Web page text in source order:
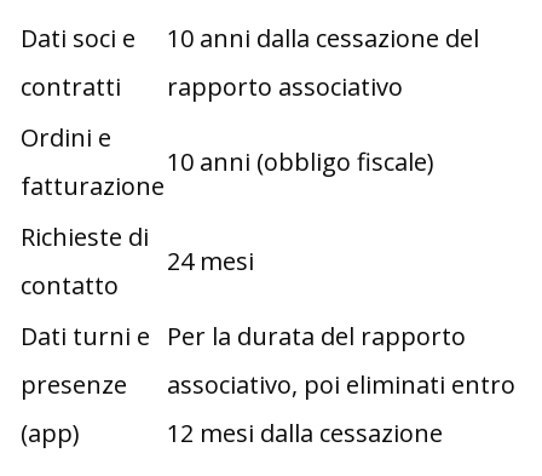
Dati soci e
contratti
10 anni dalla cessazione del
rapporto associativo
Ordini e
fatturazione
10 anni (obbligo fiscale)
Richieste di
contatto
24 mesi
Dati turni e
presenze
(app)
Per la durata del rapporto
associativo, poi eliminati entro
12 mesi dalla cessazione